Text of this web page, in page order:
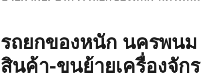
รถยกของหนัก นครพน
สินค้า-ขนย้ายเครื่องจัก